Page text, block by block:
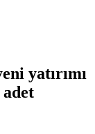
yatırımı